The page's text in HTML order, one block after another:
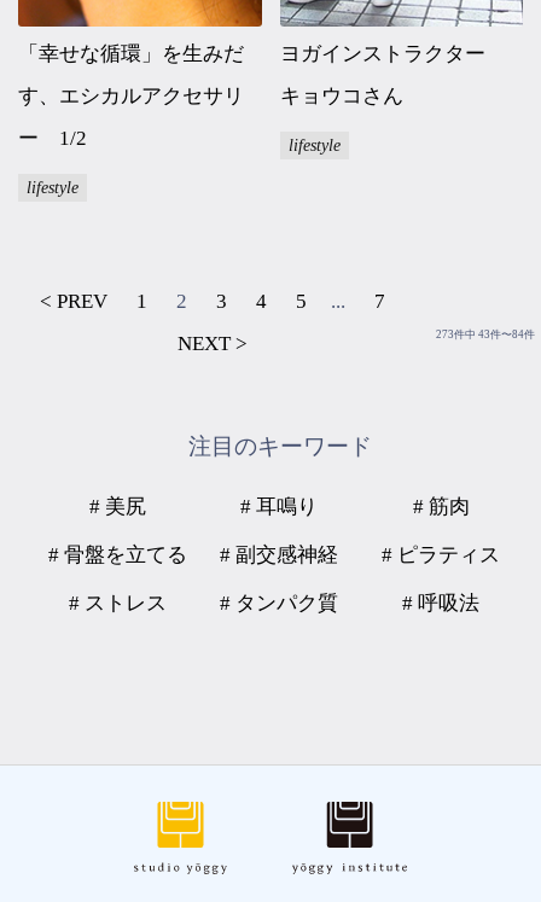
「幸せな循環」を生みだ
す、エシカルアクセサリ
ー 1/2
lifestyle
ヨガインストラクター
キョウコさん
lifestyle
< PREV 1 2 3 4 5 ...
7
NEXT >
273件中 43件〜84件
注目のキーワード
# 美尻 # 耳鳴り # 筋肉
# 骨盤を立てる # 副交感神経 # ピラティス
# ストレス # タンパク質 # 呼吸法